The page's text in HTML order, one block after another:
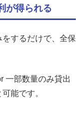
が得られる
するだけで、全保
一部数量のみ貸出
能です。